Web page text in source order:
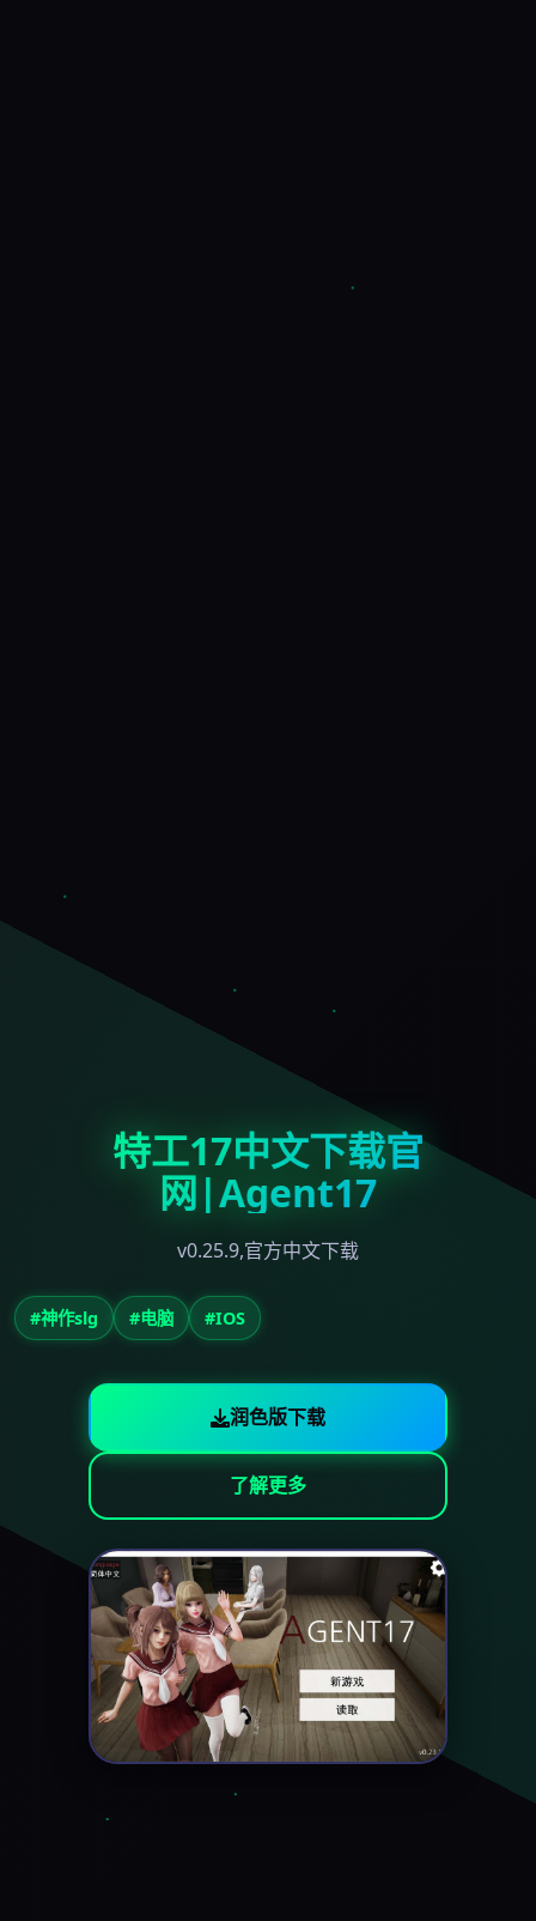
特工17中文下载官
网|Agent17
v0.25.9,官方中文下载
#神作slg #电脑 #IOS
润色版下载
了解更多